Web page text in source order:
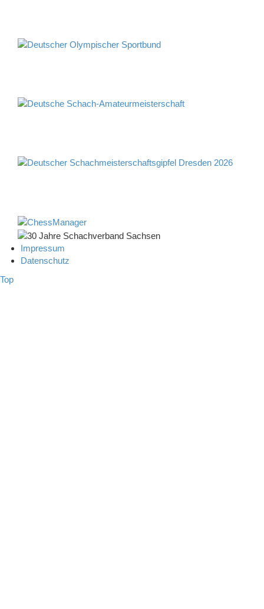
Impressum
Datenschutz
Top